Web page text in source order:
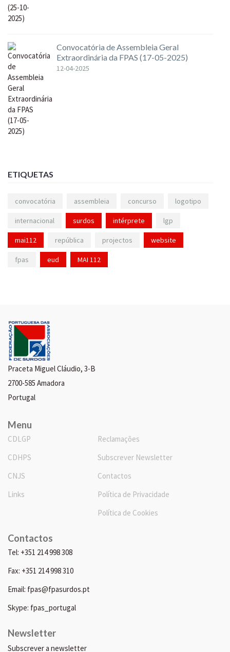
Convocatória de Assembleia Geral
Extraordinária da FPAS (17-05-2025)
12-04-2025
ETIQUETAS
convocatória assembleia concurso logotipo
internacional surdos intérprete lgp
mai112 república projectos website
fpas eud MAI 112
Praceta Miguel Cláudio, 3-B
2700-585 Amadora
Portugal
Menu
CDLGP
CDHPS
CNJS
Links
Reclamações
Subscrever Newsletter
Contactos
Política de Privacidade
Política de Cookies
Contactos
Tel: +351 214 998 308
Fax: +351 214 998 310
Email: fpas@fpasurdos.pt
Skype: fpas_portugal
Newsletter
Subscrever a newsletter